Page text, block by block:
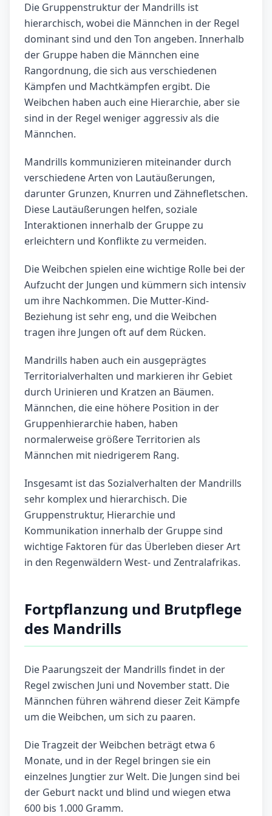
Die Gruppenstruktur der Mandrills ist
hierarchisch, wobei die Männchen in der Regel
dominant sind und den Ton angeben. Innerhalb
der Gruppe haben die Männchen eine
Rangordnung, die sich aus verschiedenen
Kämpfen und Machtkämpfen ergibt. Die
Weibchen haben auch eine Hierarchie, aber sie
sind in der Regel weniger aggressiv als die
Männchen.
Mandrills kommunizieren miteinander durch
verschiedene Arten von Lautäußerungen,
darunter Grunzen, Knurren und Zähnefletschen.
Diese Lautäußerungen helfen, soziale
Interaktionen innerhalb der Gruppe zu
erleichtern und Konflikte zu vermeiden.
Die Weibchen spielen eine wichtige Rolle bei der
Aufzucht der Jungen und kümmern sich intensiv
um ihre Nachkommen. Die Mutter-Kind-
Beziehung ist sehr eng, und die Weibchen
tragen ihre Jungen oft auf dem Rücken.
Mandrills haben auch ein ausgeprägtes
Territorialverhalten und markieren ihr Gebiet
durch Urinieren und Kratzen an Bäumen.
Männchen, die eine höhere Position in der
Gruppenhierarchie haben, haben
normalerweise größere Territorien als
Männchen mit niedrigerem Rang.
Insgesamt ist das Sozialverhalten der Mandrills
sehr komplex und hierarchisch. Die
Gruppenstruktur, Hierarchie und
Kommunikation innerhalb der Gruppe sind
wichtige Faktoren für das Überleben dieser Art
in den Regenwäldern West- und Zentralafrikas.
Fortpflanzung und Brutpflege
des Mandrills
Die Paarungszeit der Mandrills findet in der
Regel zwischen Juni und November statt. Die
Männchen führen während dieser Zeit Kämpfe
um die Weibchen, um sich zu paaren.
Die Tragzeit der Weibchen beträgt etwa 6
Monate, und in der Regel bringen sie ein
einzelnes Jungtier zur Welt. Die Jungen sind bei
der Geburt nackt und blind und wiegen etwa
600 bis 1.000 Gramm.